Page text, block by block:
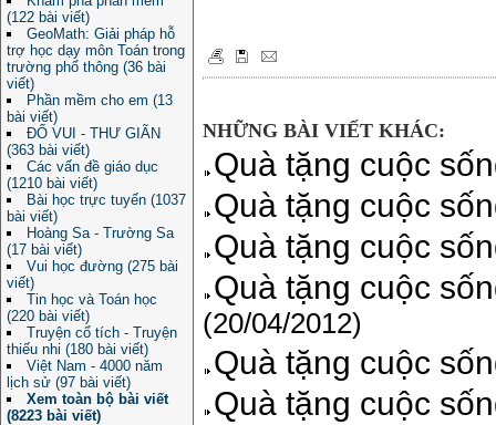
(122 bài viết)
GeoMath: Giải pháp hỗ
trợ học dạy môn Toán trong
trường phổ thông (36 bài
viết)
Phần mềm cho em (13
bài viết)
ĐỐ VUI - THƯ GIÃN
(363 bài viết)
Các vấn đề giáo dục
(1210 bài viết)
Bài học trực tuyến (1037
bài viết)
Hoàng Sa - Trường Sa
(17 bài viết)
Vui học đường (275 bài
viết)
Tin học và Toán học
(220 bài viết)
Truyện cổ tích - Truyện
thiếu nhi (180 bài viết)
Việt Nam - 4000 năm
lịch sử (97 bài viết)
Xem toàn bộ bài viết
(8223 bài viết)
NHỮNG BÀI VIẾT KHÁC:
Quà tặng cuộc
Quà tặng cuộc
Quà tặng cuộc
Quà tặng cuộc
(20/04/2012)
Quà tặng cuộc
Quà tặng cuộc